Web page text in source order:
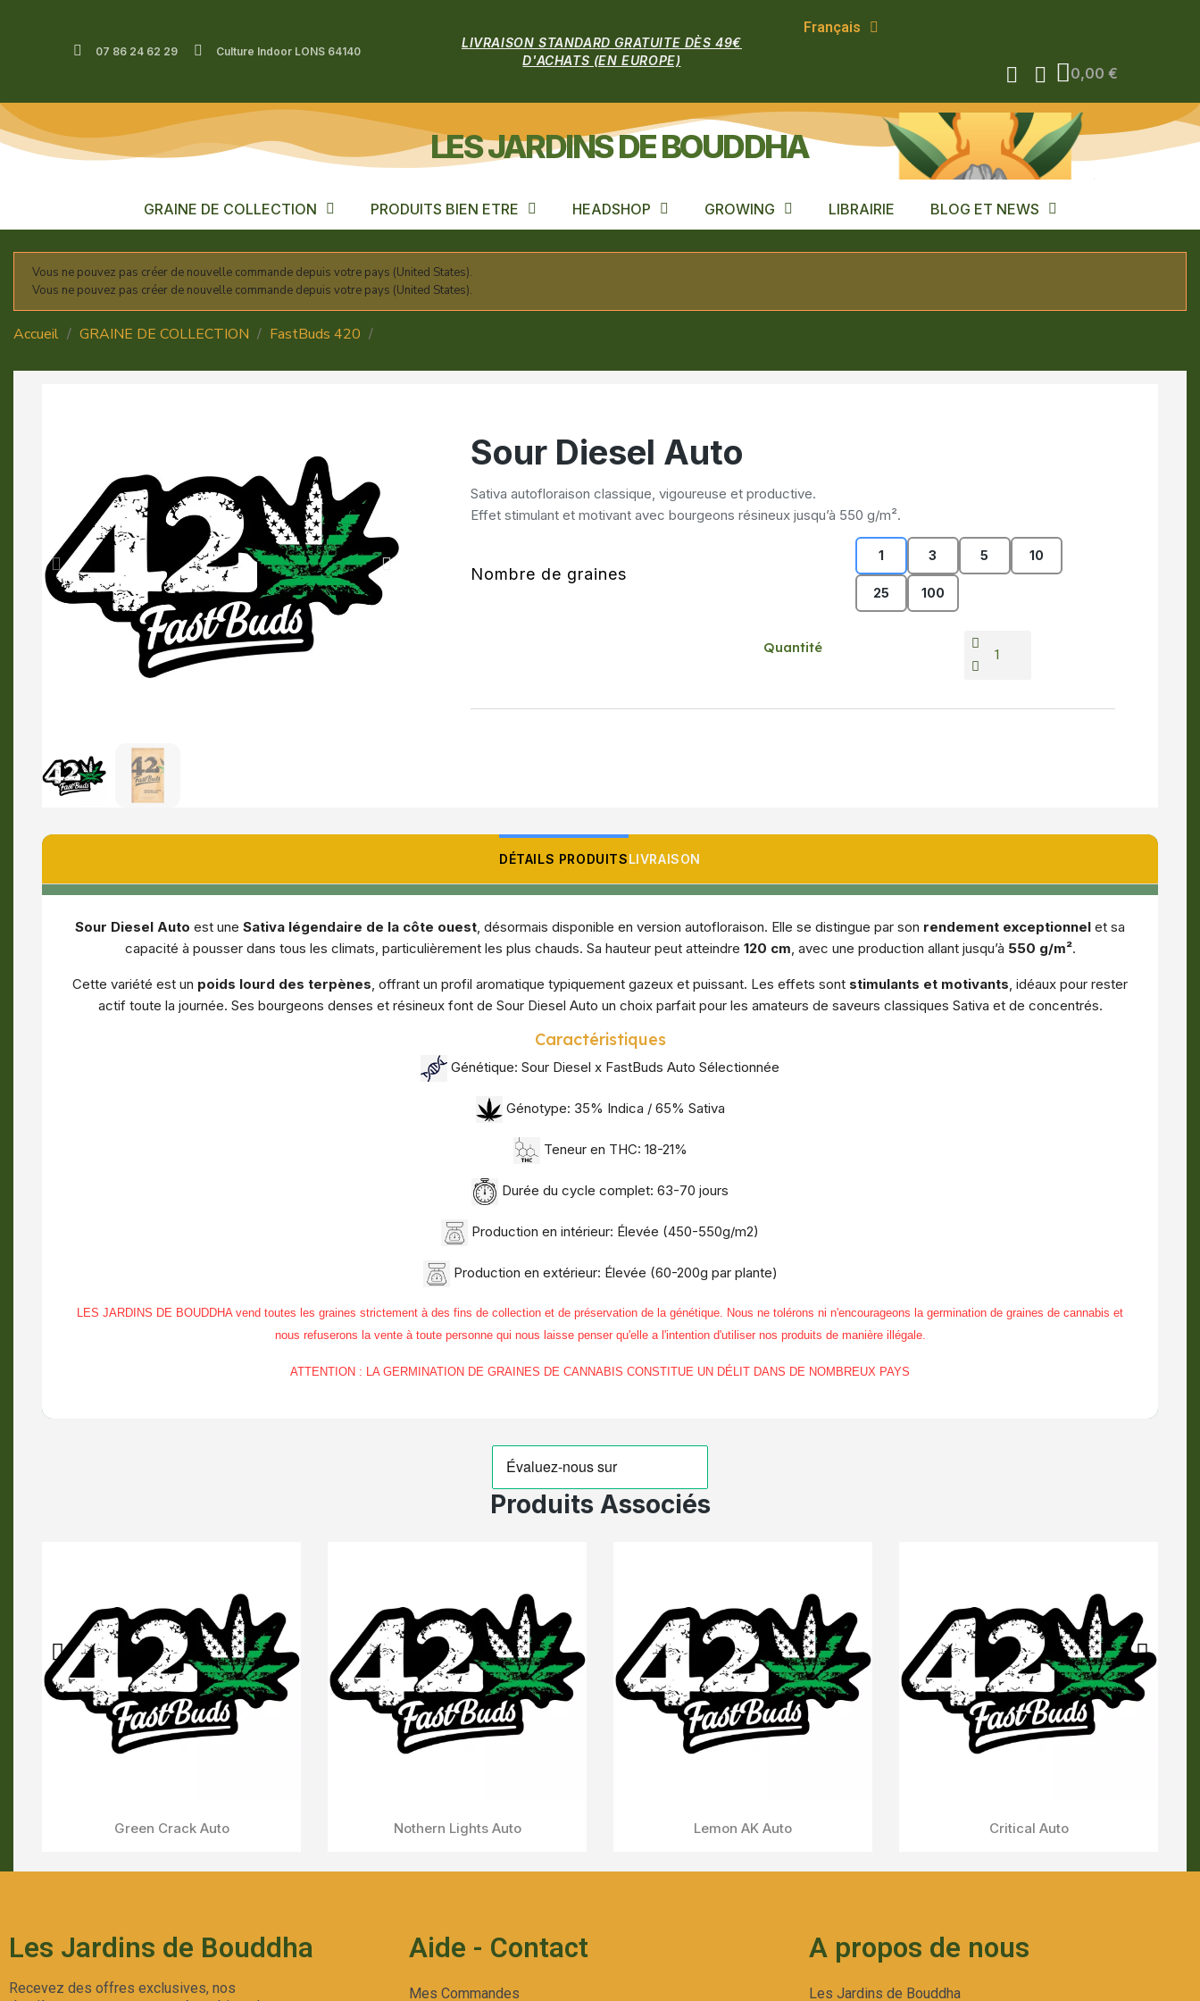
07 86 24 62 29 Culture Indoor LONS 64140
LIVRAISON STANDARD GRATUITE DÈS 49€
D'ACHATS (EN EUROPE)
Français
0,00 €
LES JARDINS DE BOUDDHA
GRAINE DE COLLECTION PRODUITS BIEN ETRE HEADSHOP GROWING LIBRAIRIE BLOG ET NEWS
Vous ne pouvez pas créer de nouvelle commande depuis votre pays (United States).
Vous ne pouvez pas créer de nouvelle commande depuis votre pays (United States).
Accueil GRAINE DE COLLECTION FastBuds 420
Sour Diesel Auto
Sativa autofloraison classique, vigoureuse et productive.
Effet stimulant et motivant avec bourgeons résineux jusqu’à 550 g/m².
Nombre de graines
1 3 5 10
25 100
Quantité
DÉTAILS PRODUITSLIVRAISON
Sour Diesel Auto est une Sativa légendaire de la côte ouest, désormais disponible en version autofloraison. Elle se distingue par son rendement exceptionnel et sa
capacité à pousser dans tous les climats, particulièrement les plus chauds. Sa hauteur peut atteindre 120 cm, avec une production allant jusqu’à 550 g/m².
Cette variété est un poids lourd des terpènes, offrant un profil aromatique typiquement gazeux et puissant. Les effets sont stimulants et motivants, idéaux pour rester
actif toute la journée. Ses bourgeons denses et résineux font de Sour Diesel Auto un choix parfait pour les amateurs de saveurs classiques Sativa et de concentrés.
Caractéristiques
Génétique: Sour Diesel x FastBuds Auto Sélectionnée
Génotype: 35% Indica / 65% Sativa
Teneur en THC: 18-21%
Durée du cycle complet: 63-70 jours
Production en intérieur: Élevée (450-550g/m2)
Production en extérieur: Élevée (60-200g par plante)
LES JARDINS DE BOUDDHA vend toutes les graines strictement à des fins de collection et de préservation de la génétique. Nous ne tolérons ni n'encourageons la germination de graines de cannabis et
nous refuserons la vente à toute personne qui nous laisse penser qu'elle a l'intention d'utiliser nos produits de manière illégale.
ATTENTION : LA GERMINATION DE GRAINES DE CANNABIS CONSTITUE UN DÉLIT DANS DE NOMBREUX PAYS
Produits Associés
Aperçu Rapide
Mexican Airlines Auto Aperçu Rapide
Grapefruit Auto
Les Jardins de Bouddha
Recevez des offres exclusives, nos
Aide - Contact
Mes Commandes
A propos de nous
Les Jardins de Bouddha